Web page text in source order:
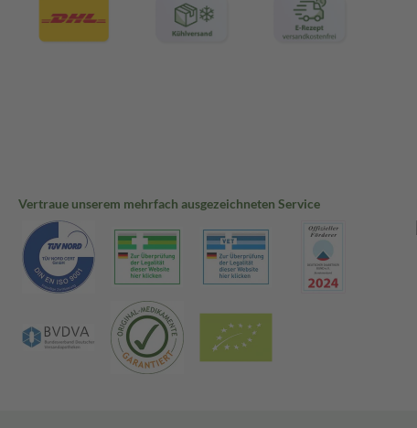
Vertraue unserem mehrfach ausgezeichneten Service